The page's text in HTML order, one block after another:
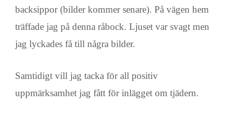
backsippor (bilder kommer senare). På vägen hem
träffade jag på denna råbock. Ljuset var svagt men
jag lyckades få till några bilder.
Samtidigt vill jag tacka för all positiv
uppmärksamhet jag fått för inlägget om tjädern.